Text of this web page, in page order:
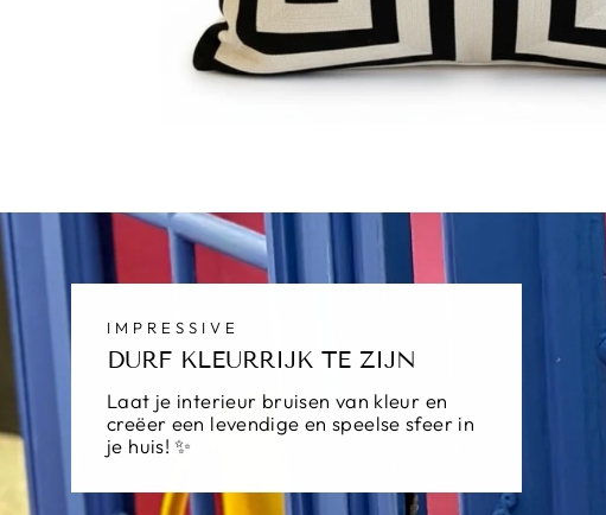
IMPRESSIVE
DURF KLEURRIJK TE ZIJN
Laat je interieur bruisen van kleur en
creëer een levendige en speelse sfeer in
je huis! ✨